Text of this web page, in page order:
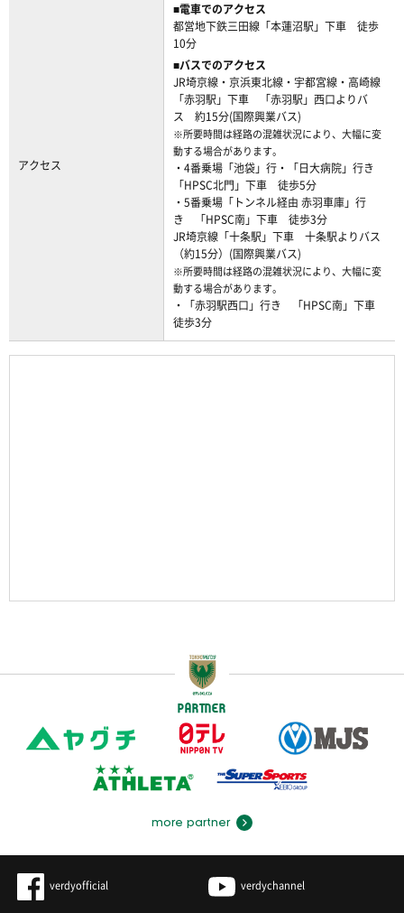
アクセス
■電車でのアクセス
都営地下鉄三田線「本蓮沼駅」下車 徒歩
10分
■バスでのアクセス
JR埼京線・京浜東北線・宇都宮線・高崎線
「赤羽駅」下車 「赤羽駅」西口よりバ
ス 約15分(国際興業バス)
※所要時間は経路の混雑状況により、大幅に変
動する場合があります。
・4番乗場「池袋」行・「日大病院」行き
「HPSC北門」下車 徒歩5分
・5番乗場「トンネル経由 赤羽車庫」行
き 「HPSC南」下車 徒歩3分
JR埼京線「十条駅」下車 十条駅よりバス
（約15分）(国際興業バス)
※所要時間は経路の混雑状況により、大幅に変
動する場合があります。
・「赤羽駅西口」行き 「HPSC南」下車
徒歩3分
PARTNER
more partner
verdyofficial verdychannel